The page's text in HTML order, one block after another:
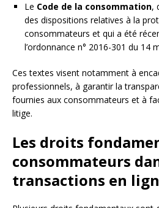
Le Code de la consommation,
des dispositions relatives à la
consommateurs et qui a été
l’ordonnance n° 2016-301 du 14
Ces textes visent notamment à
professionnels, à garantir la
fournies aux consommateurs et à
litige.
Les droits
consommateurs
transactions en